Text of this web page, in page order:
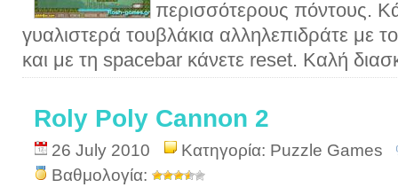
περισσότερους πόντους.
γυαλιστερά τουβλάκια αλληλεπιδράτε με
και με τη spacebar κάνετε reset. Καλή
Roly Poly Cannon 2
26 July 2010 Κατηγορία: Puzzle Games
Βαθμολογία: